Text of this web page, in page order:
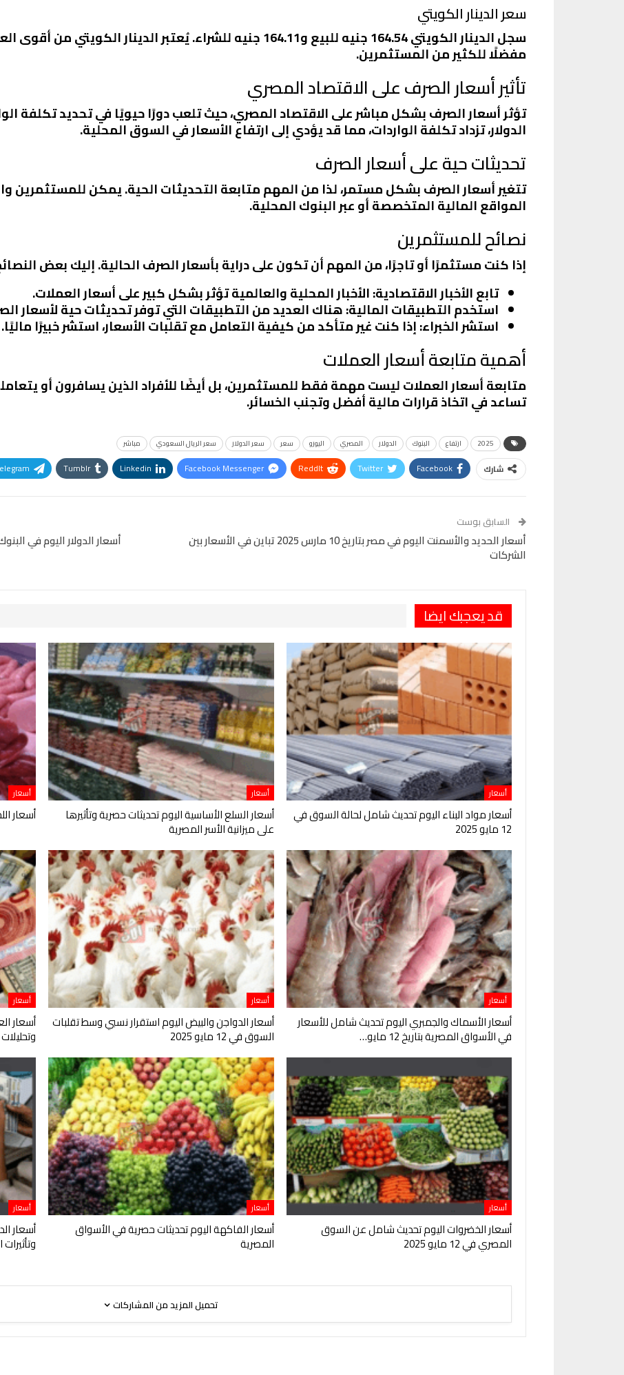
سعر الدينار الكويتي
سجل الدينار الكويتي 164.54 جنيه للبيع و164.11 جنيه للشراء. يُعتبر
مفضلًا للكثير من المستثمرين.
تأثير أسعار الصرف على الاقتصاد المصري
تؤثر أسعار الصرف بشكل مباشر على الاقتصاد المصري، حيث تلعب دورًا حيويًا في تحديد تكلفة
الدولار، تزداد تكلفة الواردات، مما قد يؤدي إلى ارتفاع الأسعار في السوق المحلية.
تحديثات حية على أسعار الصرف
تتغير أسعار الصرف بشكل مستمر، لذا من المهم متابعة التحديثات الحية. يمكن للمستثمرين
المواقع المالية المتخصصة أو عبر البنوك المحلية.
نصائح للمستثمرين
إذا كنت مستثمرًا أو تاجرًا، من المهم أن تكون على دراية بأسعار الصرف الحالية. إليك بعض
تابع الأخبار الاقتصادية: الأخبار المحلية والعالمية تؤثر بشكل كبير على أسعار العملات.
استخدم التطبيقات المالية: هناك العديد من التطبيقات التي توفر تحديثات حية لأسعار
استشر الخبراء: إذا كنت غير متأكد من كيفية التعامل مع تقلبات الأسعار، استشر خبيرًا ماليًا.
أهمية متابعة أسعار العملات
متابعة أسعار العملات ليست مهمة فقط للمستثمرين، بل أيضًا للأفراد الذين يسافرون أو
تساعد في اتخاذ قرارات مالية أفضل وتجنب الخسائر.
2025 ارتفاع البنوك الدولار المصري اليورو سعر سعر الدولار سعر الريال السعودي مباشر
شارك Facebook
Twitter
ReddIt
Facebook Messenger
Linkedin
Tumblr
السابق بوست
أسعار الحديد والأسمنت اليوم في مصر بتاريخ 10 مارس 2025 تباين في الأسعار بين
الشركات
قد يعجبك ايضا
أسعار
أسعار مواد البناء اليوم تحديث شامل لحالة السوق في
12 مايو 2025
أسعار
أسعار السلع الأساسية اليوم تحديثات حصرية وتأثيرها
على ميزانية الأسر المصرية
أسعار
أسعار
أسعار
أسعار الأسماك والجمبري اليوم تحديث شامل للأسعار
في الأسواق المصرية بتاريخ 12 مايو…
أسعار
أسعار الدواجن والبيض اليوم استقرار نسبي وسط تقلبات
السوق في 12 مايو 2025
أسعار
أسعار
وتحليلات
أسعار
أسعار الخضروات اليوم تحديث شامل عن السوق
المصري في 12 مايو 2025
أسعار
أسعار الفاكهة اليوم تحديثات حصرية في الأسواق
المصرية
أسعار
أسعار
تحميل المزيد من المشاركات